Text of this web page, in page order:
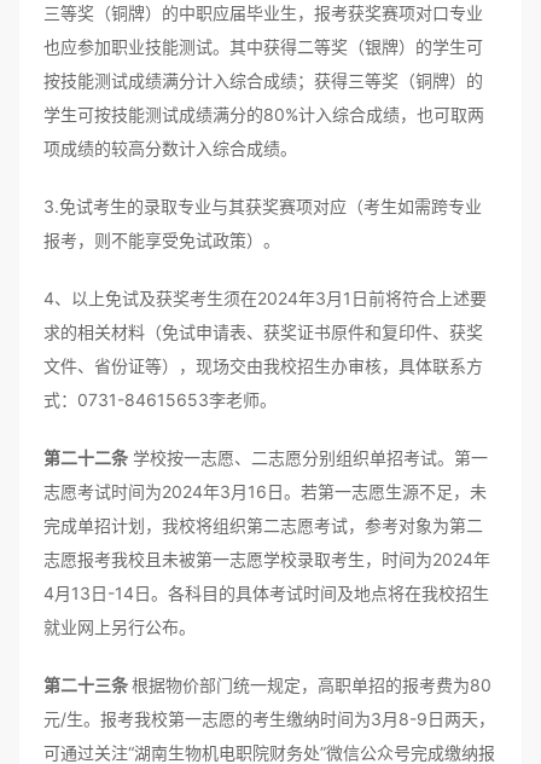
三等奖（铜牌）的中职应届毕业生，报考获奖赛项对口专业
也应参加职业技能测试。其中获得二等奖（银牌）的学生可
按技能测试成绩满分计入综合成绩；获得三等奖（铜牌）的
学生可按技能测试成绩满分的80%计入综合成绩，也可取两
项成绩的较高分数计入综合成绩。
3.免试考生的录取专业与其获奖赛项对应（考生如需跨专业
报考，则不能享受免试政策）。
4、以上免试及获奖考生须在2024年3月1日前将符合上述要
求的相关材料（免试申请表、获奖证书原件和复印件、获奖
文件、省份证等），现场交由我校招生办审核，具体联系方
式：0731-84615653李老师。
第二十二条 学校按一志愿、二志愿分别组织单招考试。第一
志愿考试时间为2024年3月16日。若第一志愿生源不足，未
完成单招计划，我校将组织第二志愿考试，参考对象为第二
志愿报考我校且未被第一志愿学校录取考生，时间为2024年
4月13日-14日。各科目的具体考试时间及地点将在我校招生
就业网上另行公布。
第二十三条根据物价部门统一规定，高职单招的报考费为80
元/生。报考我校第一志愿的考生缴纳时间为3月8-9日两天，
可通过关注“湖南生物机电职院财务处”微信公众号完成缴纳报